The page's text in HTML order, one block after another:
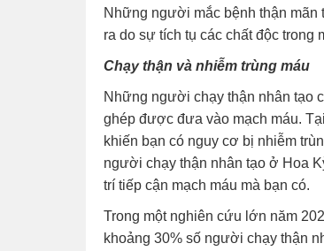
Những người mắc bệnh thận
ra do sự tích tụ các chất độc trong
Chạy thận và nhiễm trùng máu
Những người chạy thận nhân tạo
ghép được đưa vào mạch máu.
khiến bạn có nguy cơ bị nhiễm
người chạy thận nhân tạo ở Hoa
trí tiếp cận mạch máu mà bạn có.
Trong một nghiên cứu lớn năm
khoảng 30% số người chạy thận